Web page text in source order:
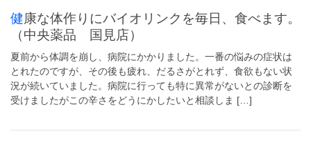
健康な体作りにバイオリンクを毎日、食べます。
（中央薬品 国見店）
夏前から体調を崩し、病院にかかりました。一番の悩みの症状は
とれたのですが、その後も疲れ、だるさがとれず、食欲もない状
況が続いていました。病院に行っても特に異常がないとの診断を
受けましたがこの辛さをどうにかしたいと相談しま […]